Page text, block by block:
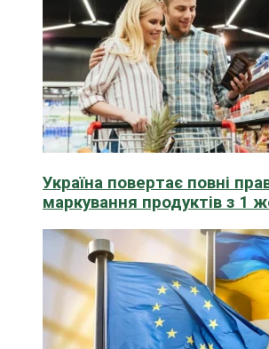
Україна повертає повні
маркування продуктів з 1